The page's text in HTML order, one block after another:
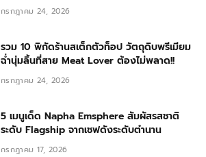
กรกฎาคม 24, 2026
รวม 10 พิกัดร้านสเต็กตัวท็อป วัตถุดิบพรีเมียม
ฉ่ำนุ่มลิ้นที่สาย Meat Lover ต้องไม่พลาด!!
กรกฎาคม 24, 2026
5 เมนูเด็ด Napha Emsphere สัมผัสรสชาติ
ระดับ Flagship จากเชฟดังระดับตำนาน
กรกฎาคม 17, 2026